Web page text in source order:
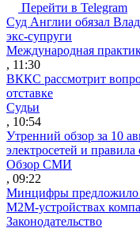
Перейти в Telegram
Суд Англии обязал
экс-супруги
Международная
, 11:30
ВККС рассмотрит
отставке
Судьи
, 10:54
Утренний обзор за 10
электросетей и
Обзор СМИ
, 09:22
Минцифры предложило
M2M-устройствах
Законодательство